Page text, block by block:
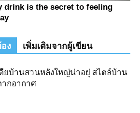
ง เพิ่มเติมจากผู้เขียน
ยบ้านสวนหลังใหญ่น่าอยุ่ สไตล์บ้าน
กอากาศ